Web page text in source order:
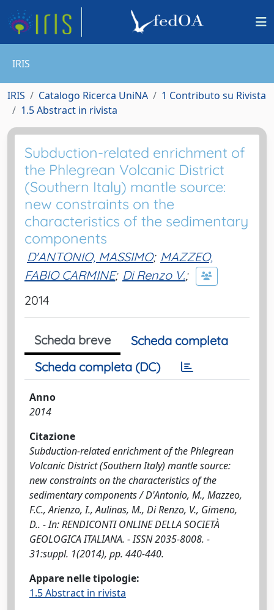
IRIS
IRIS Catalogo Ricerca UniNA
1 Contributo su Rivista
1.5 Abstract in rivista
Subduction-related enrichment of
the Phlegrean Volcanic District
(Southern Italy) mantle source:
new constraints on the
characteristics of the sedimentary
components
D'ANTONIO, MASSIMO; MAZZEO,
FABIO CARMINE; Di Renzo V.;
2014
Scheda breve
Scheda completa
Scheda completa (DC)
Anno
2014
Citazione
Subduction-related enrichment of the Phlegrean
Volcanic District (Southern Italy) mantle source:
new constraints on the characteristics of the
sedimentary components / D'Antonio, M., Mazzeo,
F.C., Arienzo, I., Aulinas, M., Di Renzo, V., Gimeno,
D.. - In: RENDICONTI ONLINE DELLA SOCIETÀ
GEOLOGICA ITALIANA. - ISSN 2035-8008. -
31:suppl. 1(2014), pp. 440-440.
Appare nelle tipologie:
1.5 Abstract in rivista